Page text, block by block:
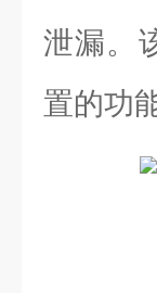
泄漏。
置的功